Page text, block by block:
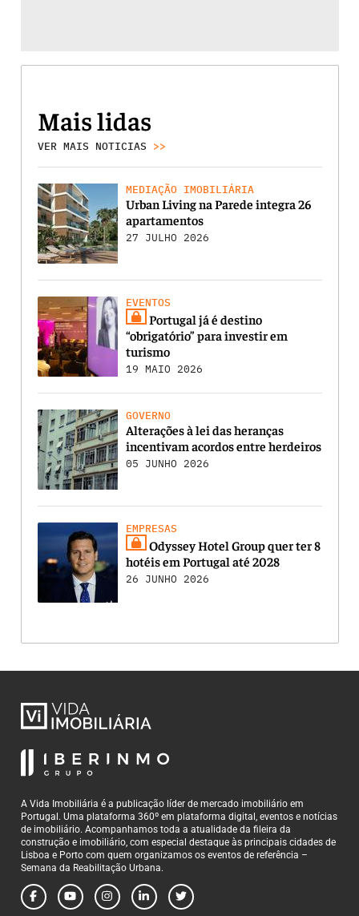
Mais lidas
VER MAIS NOTICIAS >>
MEDIAÇÃO IMOBILIÁRIA
Urban Living na Parede integra 26
apartamentos
27 JULHO 2026
EVENTOS
Portugal já é destino
“obrigatório” para investir em
turismo
19 MAIO 2026
GOVERNO
Alterações à lei das heranças
incentivam acordos entre herdeiros
05 JUNHO 2026
EMPRESAS
Odyssey Hotel Group quer ter 8
hotéis em Portugal até 2028
26 JUNHO 2026
A Vida Imobiliária é a publicação líder de mercado imobiliário em
Portugal. Uma plataforma 360º em plataforma digital, eventos e notícias
de imobiliário. Acompanhamos toda a atualidade da fileira da
construção e imobiliário, com especial destaque às principais cidades de
Lisboa e Porto com quem organizamos os eventos de referência –
Semana da Reabilitação Urbana.